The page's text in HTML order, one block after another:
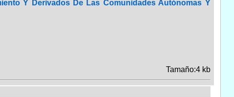
Y Derivados De Las Comunidades Autónomas Y
Tamaño:4 kb